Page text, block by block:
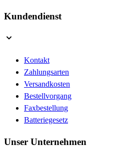
Kundendienst
Kontakt
Zahlungsarten
Versandkosten
Bestellvorgang
Faxbestellung
Batteriegesetz
Unser Unternehmen